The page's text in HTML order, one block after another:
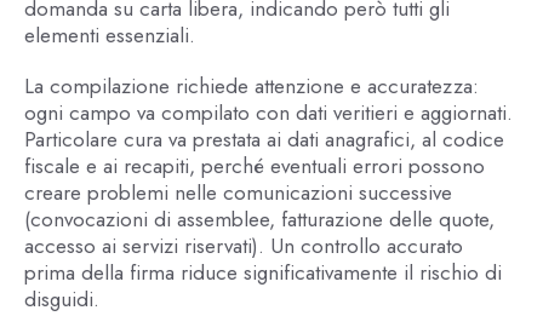
domanda su carta libera, indicando però tutti gli
elementi essenziali.
La compilazione richiede attenzione e accuratezza:
ogni campo va compilato con dati veritieri e aggiornati.
Particolare cura va prestata ai dati anagrafici, al codice
fiscale e ai recapiti, perché eventuali errori possono
creare problemi nelle comunicazioni successive
(convocazioni di assemblee, fatturazione delle quote,
accesso ai servizi riservati). Un controllo accurato
prima della firma riduce significativamente il rischio di
disguidi.